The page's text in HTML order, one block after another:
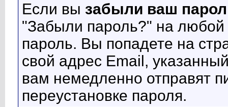
Если вы забыли ваш
"Забыли пароль?" на
пароль. Вы попадете на
свой адрес Email,
вам немедленно отправят
переустановке пароля.